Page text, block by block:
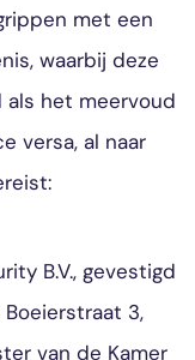
met een
waarbij deze
als het meervoud
versa, al naar
B.V., gevestigd
3,
van de Kamer